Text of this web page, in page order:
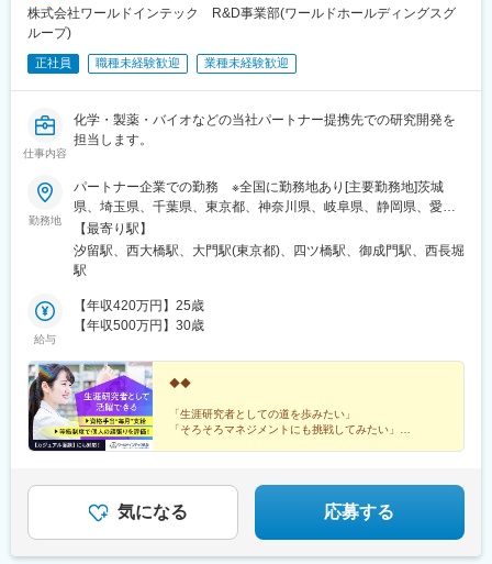
株式会社ワールドインテック R&D事業部(ワールドホールディングスグ
ループ)
正社員 職種未経験歓迎 業種未経験歓迎
仕事内容
化学・製薬・バイオなどの当社パートナー提携先での研究開発を
担当します。
勤務地
パートナー企業での勤務 ※全国に勤務地あり[主要勤務地]茨城
県、埼玉県、千葉県、東京都、神奈川県、岐阜県、静岡県、愛知
県、三重県、滋賀県、京都府、大阪府、兵庫県、広島県、福岡県※
勤務地・配属先企業は、十分に話し合った上で、あなたのご経験
やご希望を考慮し決定します。＼NEW！エリア制度導入／全国で
望をお聞かせください！詳細は選考時にご案内いたします。
【最寄り駅】
汐留駅、西大橋駅、大門駅(東京都)、四ツ橋駅、御成門駅、西長堀
駅
給与
【年収420万円】25歳
【年収500万円】30歳
◆◆
「生涯研究者としての道を歩みたい」
「そろそろマネジメントにも挑戦してみたい」
◎カジュアル面談も対応しています。お気軽にご相談く
ださい。
気になる 応募する